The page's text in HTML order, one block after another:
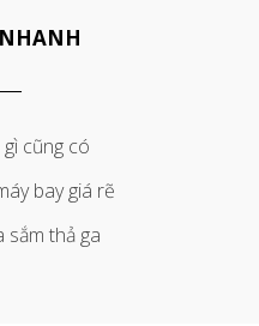
cũng có
bay giá rẽ
sắm thả ga